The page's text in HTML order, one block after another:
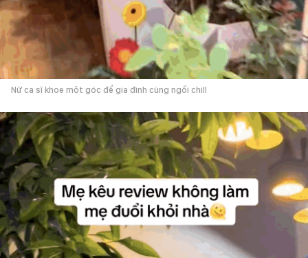
Nữ ca sĩ khoe một góc để gia đình cùng ngồi chill